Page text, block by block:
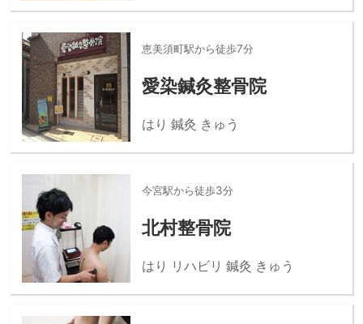
恵美須町駅から徒歩7分
愛染鍼灸整骨院
はり 鍼灸 きゅう
今宮駅から徒歩3分
北村整骨院
はり リハビリ 鍼灸 きゅう